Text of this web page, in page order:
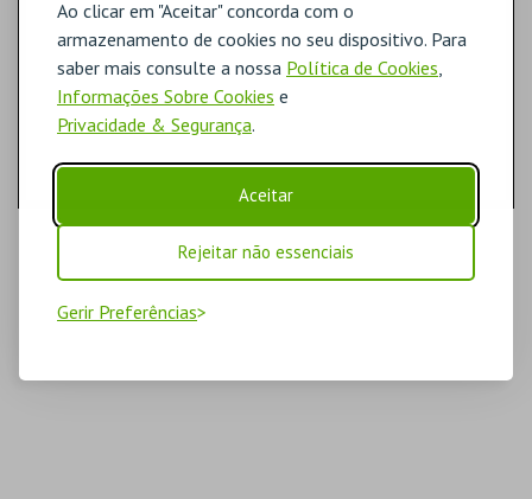
Ao clicar em "Aceitar" concorda com o
armazenamento de cookies no seu dispositivo. Para
saber mais consulte a nossa Política de Cookies
Informações Sobre Cookies e
Privacidade & Segurança.
Aceitar
Rejeitar não essenciais
Gerir Preferências